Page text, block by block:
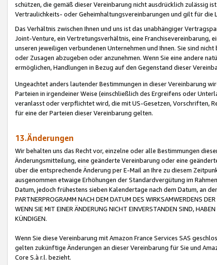
schützen, die gemäß dieser Vereinbarung nicht ausdrücklich zulässig
Vertraulichkeits- oder Geheimhaltungsvereinbarungen und gilt für die
Das Verhältnis zwischen Ihnen und uns ist das unabhängiger
Joint-Venture, ein Vertretungsverhältnis, eine Franchisevereinbarung,
unseren jeweiligen verbundenen Unternehmen und Ihnen. Sie sind
oder Zusagen abzugeben oder anzunehmen. Wenn Sie eine andere
ermöglichen, Handlungen in Bezug auf den Gegenstand dieser
Ungeachtet anders lautender Bestimmungen in dieser Vereinbarung
Parteien in irgendeiner Weise (einschließlich des Ergreifens oder
veranlasst oder verpflichtet wird, die mit US-Gesetzen, Vorschriften,
für eine der Parteien dieser Vereinbarung gelten.
13.Änderungen
Wir behalten uns das Recht vor, einzelne oder alle Bestimmungen
Änderungsmitteilung, eine geänderte Vereinbarung oder eine
über die entsprechende Änderung per E-Mail an Ihre zu diesem
ausgenommen etwaige Erhöhungen der Standardvergütung im
Datum, jedoch frühestens sieben Kalendertage nach dem Datum, an
PARTNERPROGRAMM NACH DEM DATUM DES WIRKSAMWERDENS
WENN SIE MIT EINER ÄNDERUNG NICHT EINVERSTANDEN SIND,
KÜNDIGEN.
Wenn Sie diese Vereinbarung mit Amazon France Services SAS
gelten zukünftige Änderungen an dieser Vereinbarung für Sie und
Core S.à r.l. bezieht.